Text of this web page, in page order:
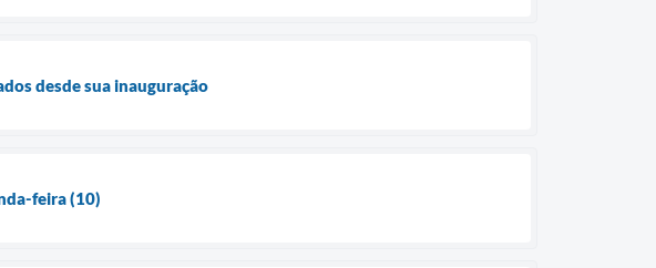
desde sua inauguração
feira (10)